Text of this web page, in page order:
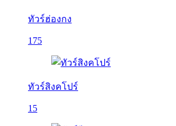
ทัวร์ฮ่องกง
175
ทัวร์สิงคโปร์
15